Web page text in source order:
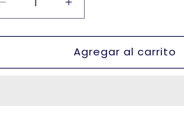
Reducir
cantidad
para
de
Aumentar
cantidad
para
Brasier
de
Agregar al carrito